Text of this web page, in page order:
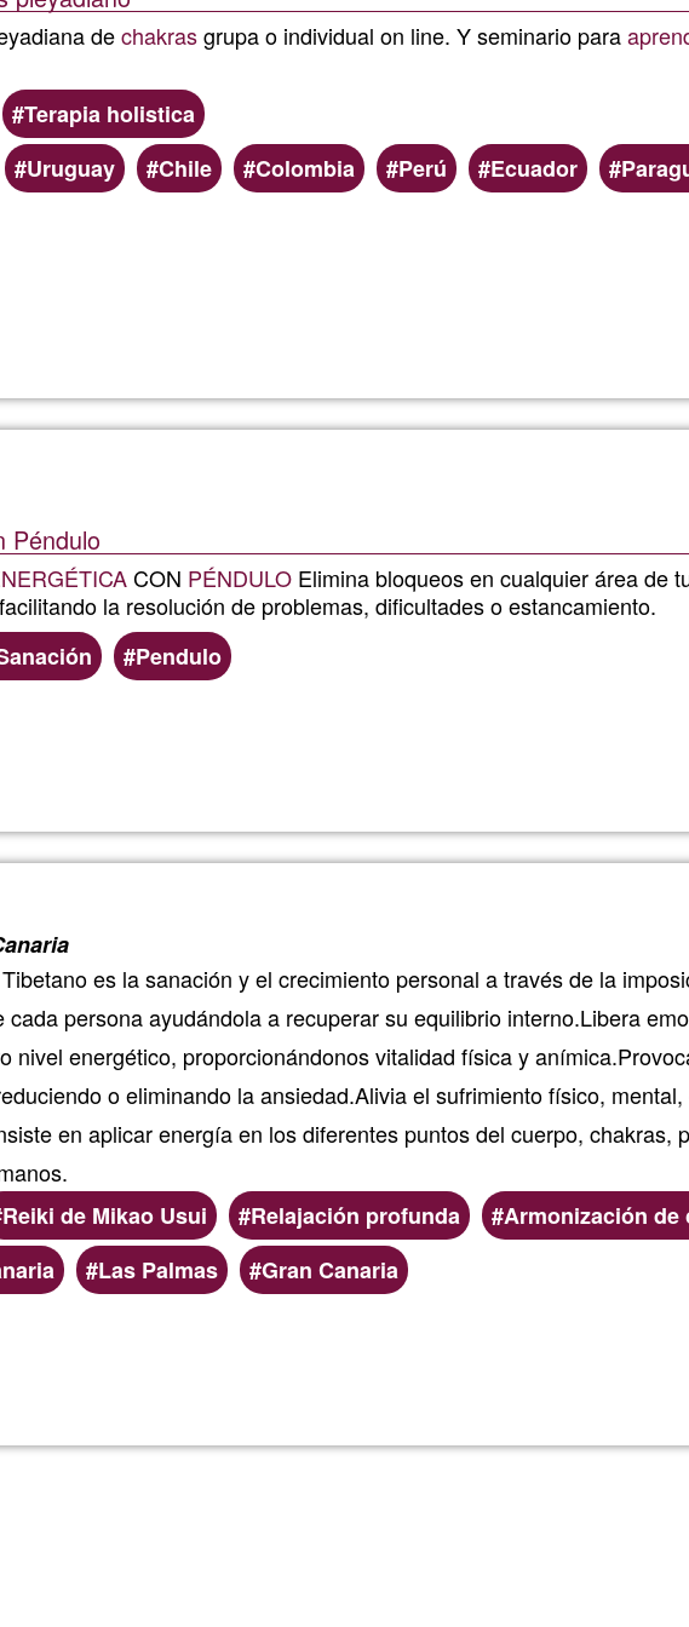
dechakrasgrupa o individual on line. Y seminario para
Terapia holistica
Uruguay Chile Colombia Perú Ecuador
Péndulo
CON PÉNDULO Elimina bloqueos en cualquier área de
la resolución de problemas, dificultades o estancamiento.
Pendulo
Luppi
es la sanación y el crecimiento personal a través de la
persona ayudándola a recuperar su equilibrio interno.Libera
nivel energético, proporcionándonos vitalidad física y
o eliminando la ansiedad.Alivia el sufrimiento físico,
en aplicar energía en los diferentes puntos del cuerpo, chakras,
Reiki de Mikao Usui Relajación profunda
Armonización de
Las Palmas Gran Canaria